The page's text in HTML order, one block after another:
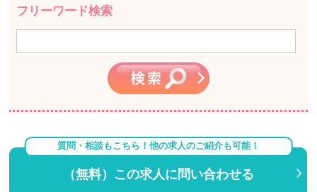
フリーワード検索
質問・相談もこちら！他の求人のご紹介も可能！
（無料）この求人に問い合わせる